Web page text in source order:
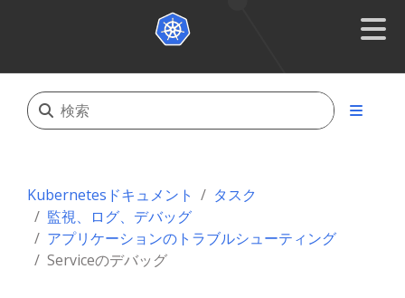
Kubernetesドキュメント
タスク
監視、ログ、デバッグ
アプリケーションのトラブルシューティング
Serviceのデバッグ